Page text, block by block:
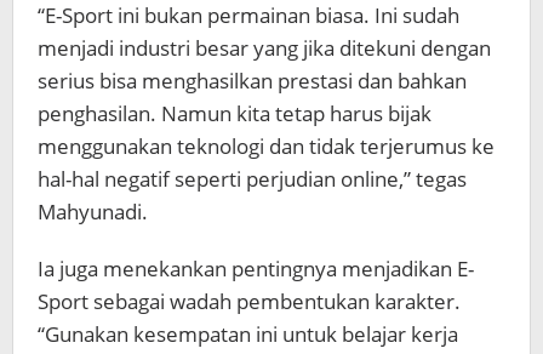
“E-Sport ini bukan permainan biasa. Ini sudah
menjadi industri besar yang jika ditekuni dengan
serius bisa menghasilkan prestasi dan bahkan
penghasilan. Namun kita tetap harus bijak
menggunakan teknologi dan tidak terjerumus ke
hal-hal negatif seperti perjudian online,” tegas
Mahyunadi.
Ia juga menekankan pentingnya menjadikan E-
Sport sebagai wadah pembentukan karakter.
“Gunakan kesempatan ini untuk belajar kerja